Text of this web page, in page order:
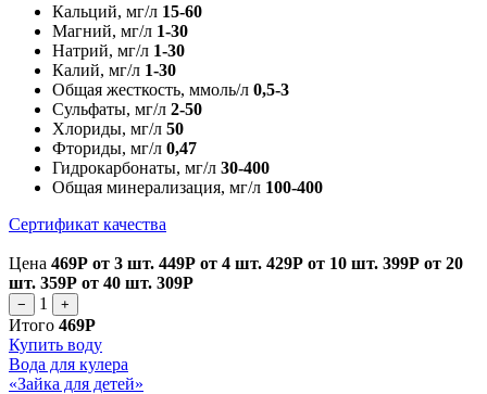
Кальций, мг/л 15-60
Магний, мг/л 1-30
Натрий, мг/л 1-30
Калий, мг/л 1-30
Общая жесткость, ммоль/л 0,5-3
Сульфаты, мг/л 2-50
Хлориды, мг/л 50
Фториды, мг/л 0,47
Гидрокарбонаты, мг/л 30-400
Общая минерализация, мг/л 100-400
Сертификат качества
Цена 469Р от 3 шт. 449Р от 4 шт. 429Р от 10 шт. 399Р от 20
шт. 359Р от 40 шт. 309Р
− 1 +
Итого 469Р
Купить воду
Вода для кулера
«Зайка для детей»